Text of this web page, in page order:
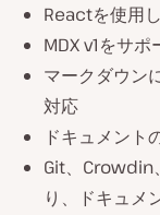
Reactを使用
MDX v1をサポ
マークダウン
対応
ドキュメント
Git、Crowdin
り、ドキュメ